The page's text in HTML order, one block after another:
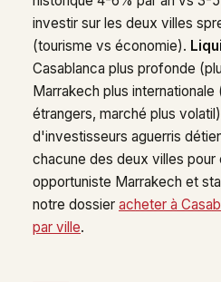
investir sur les deux villes
(tourisme vs économie).
Casablanca plus profonde
Marrakech plus
étrangers, marché plus
d'investisseurs aguerris
chacune des deux villes
opportuniste Marrakech et
notre dossier acheter à
par ville.